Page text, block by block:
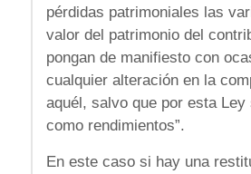
pérdidas patrimoniales las
valor del patrimonio del
pongan de manifiesto con
cualquier alteración en la
aquél, salvo que por esta Ley
como rendimientos”.
En este caso si hay una